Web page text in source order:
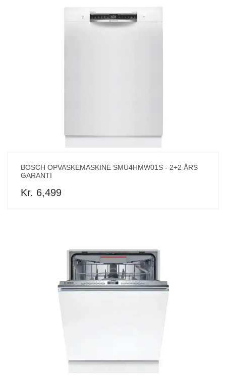
BOSCH OPVASKEMASKINE SMU4HMW01S - 2+2 ÅRS
GARANTI
Kr. 6,499